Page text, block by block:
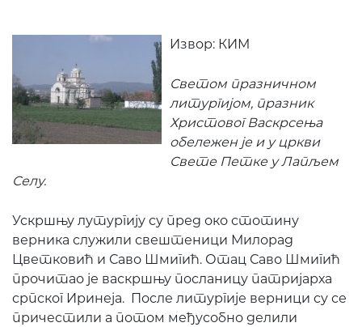
Извор: КИМ
Светом празничном
литургијом, празник
Христовог Васкрсења
обележен је и у цркви
Свете Петке у Лапљем
Селу.
Ускршњу лутургију су пред око стотину
верника служили свештеници Милорад
Цветковић и Саво Шмигић. Отац Саво Шмигић
прочитао је васкршњу посланицу патријарха
српског Иринеја. После литургије верници су се
причестили а потом међусобно делили